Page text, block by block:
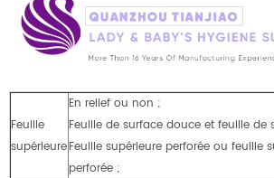
Feuille
supérieure
En relief ou non ;
Feuille de surface douce et feuille de
Feuille supérieure perforée ou feuille
perforée ;